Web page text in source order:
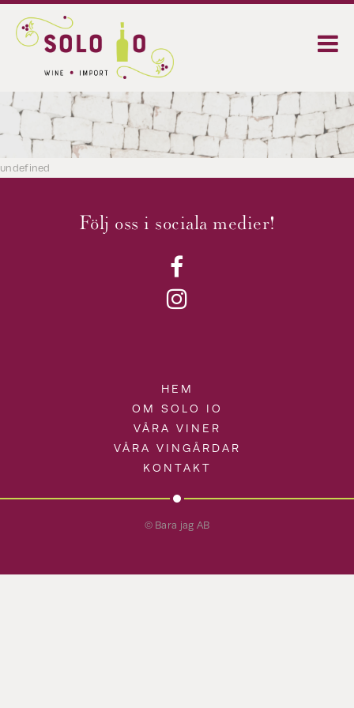
undefined
Följ oss i sociala medier!
HEM
OM SOLO IO
VÅRA VINER
VÅRA VINGÅRDAR
KONTAKT
© Bara jag AB